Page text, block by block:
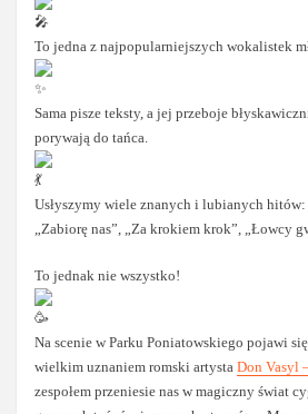
To jedna z najpopularniejszych wokalistek
Sama pisze teksty, a jej przeboje
porywają do tańca.
Usłyszymy wiele znanych i lubianych hitów:
„Zabiorę nas”, „Za krokiem krok”, „Łowcy
To jednak nie wszystko!
Na scenie w Parku Poniatowskiego pojawi
wielkim uznaniem romski artystaDon Vasyl
zespołem przeniesie nas w magiczny świat